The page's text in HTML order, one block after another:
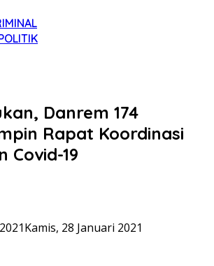
Danrem 174
Rapat Koordinasi
Covid-19
Kamis, 28 Januari 2021